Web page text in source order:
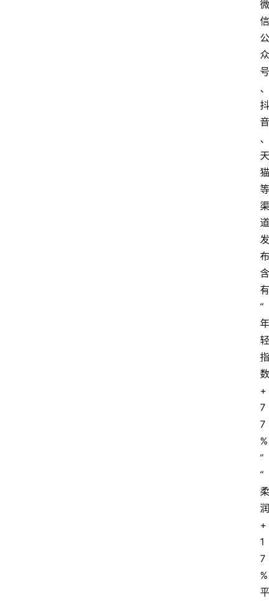
微
信
公
众
号
、
抖
音
、
天
猫
等
渠
道
发
布
含
有
“
年
轻
指
数
+
7
7
%
”
“
柔
润
+
1
7
%
平